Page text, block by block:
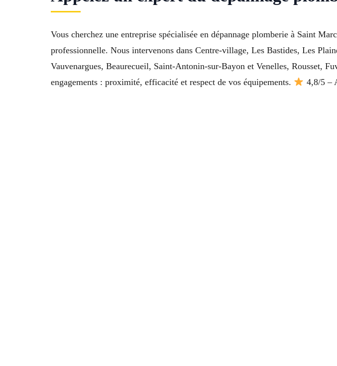
Vous cherchez une entreprise spécialisée en dépannage plomberie à Saint
professionnelle. Nous intervenons dans Centre-village, Les Bastides, Les
Vauvenargues, Beaurecueil, Saint-Antonin-sur-Bayon et Venelles, Rousset,
engagements : proximité, efficacité et respect de vos équipements.
4,8/5 –